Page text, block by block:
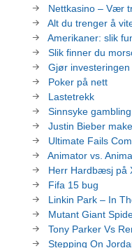
Nettkasino – Vær
Alt du trenger å
Amerikaner: slik
Slik finner du
Gjør
Poker på nett
Lastetrekk
Sinnsyke
Justin Bieber
Ultimate Fails
Animator vs.
Herr Hardbæsj på
Fifa 15 bug
Linkin Park – In
Mutant Giant
Tony Parker Vs
Stepping On